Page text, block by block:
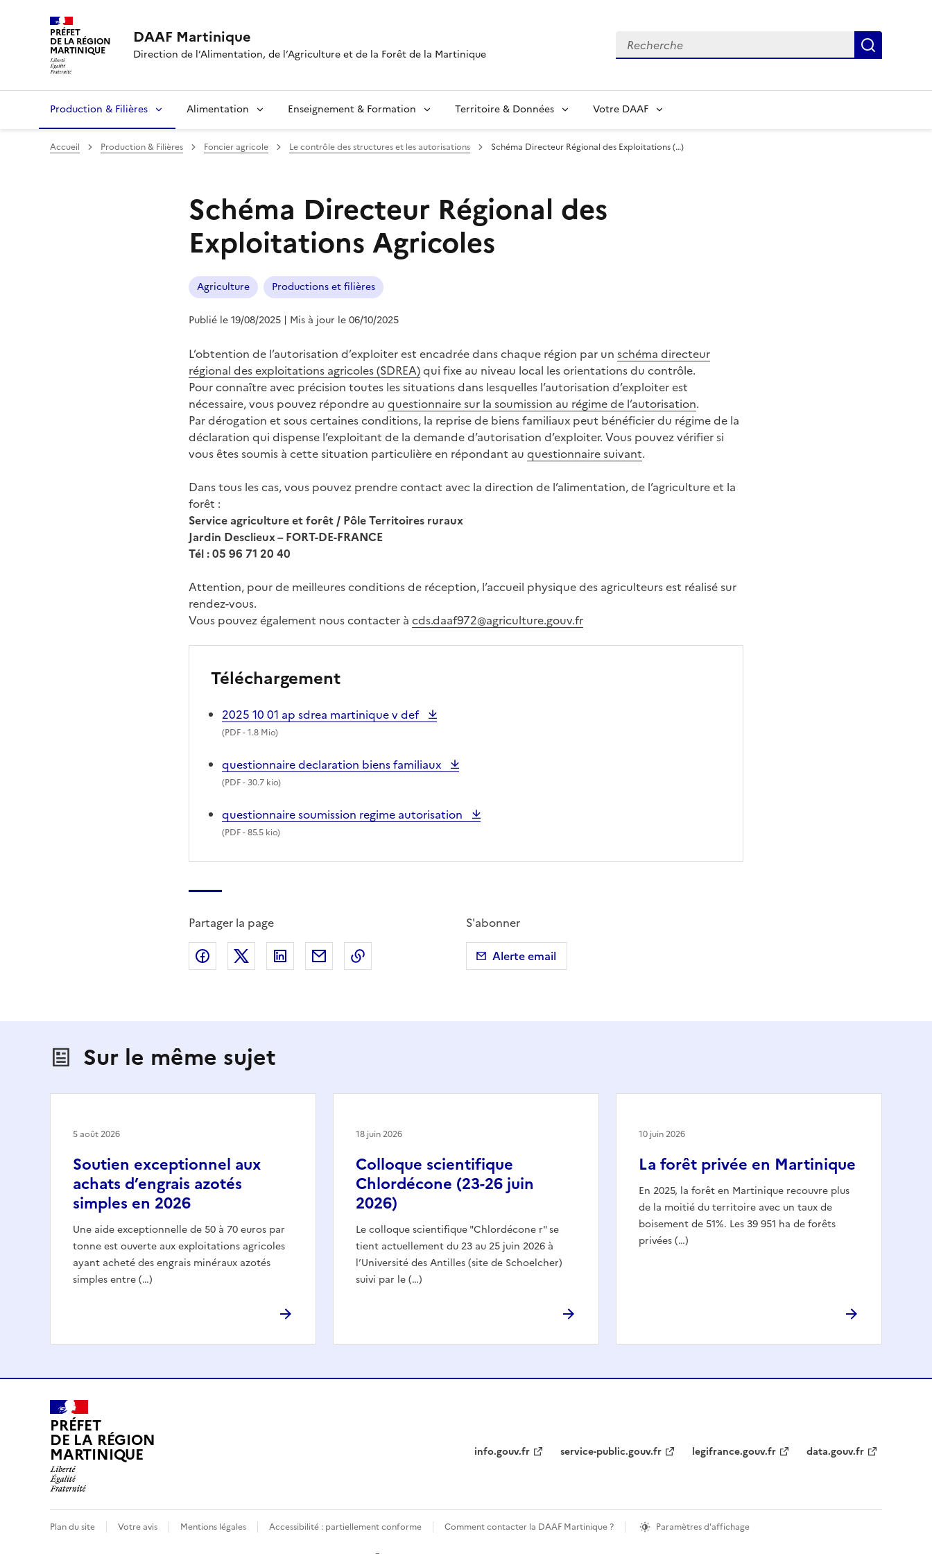
PRÉFET
DE LA RÉGION
MARTINIQUE
DAAF Martinique
Direction de l’Alimentation, de l’Agriculture et de la Forêt de la Martinique
Recherche
Production & Filières Alimentation Enseignement & Formation Territoire & Données Votre DAAF
Accueil Production & Filières Foncier agricole Le contrôle des structures et les autorisations Schéma Directeur Régional des Exploitations (…)
Schéma Directeur Régional des
Exploitations Agricoles
Agriculture Productions et filières
Publié le 19/08/2025 | Mis à jour le 06/10/2025
L’obtention de l’autorisation d’exploiter est encadrée dans chaque région par un schéma directeur
régional des exploitations agricoles (SDREA)qui fixe au niveau local les orientations du contrôle.
Pour connaître avec précision toutes les situations dans lesquelles l’autorisation d’exploiter est
nécessaire, vous pouvez répondre au questionnaire sur la soumission au régime de l’autorisation.
Par dérogation et sous certaines conditions, la reprise de biens familiaux peut bénéficier du régime de la
déclaration qui dispense l’exploitant de la demande d’autorisation d’exploiter. Vous pouvez vérifier si
vous êtes soumis à cette situation particulière en répondant au questionnaire suivant.
Dans tous les cas, vous pouvez prendre contact avec la direction de l’alimentation, de l’agriculture et la
forêt :
Service agriculture et forêt / Pôle Territoires ruraux
Jardin Desclieux – FORT-DE-FRANCE
Tél : 05 96 71 20 40
Attention, pour de meilleures conditions de réception, l’accueil physique des agriculteurs est réalisé sur
rendez-vous.
Vous pouvez également nous contacter à cds.daaf972@agriculture.gouv.fr
Téléchargement
2025 10 01 ap sdrea martinique v def
(PDF- 1.8 Mio)
questionnaire declaration biens familiaux
(PDF- 30.7 kio)
questionnaire soumission regime autorisation
(PDF- 85.5 kio)
Partager la page
Partager sur Facebook
Partager sur X (anciennement Twitter)
Partager sur LinkedIn
Partager par emailCopier dans le presse-papier
S'abonner
Alerte email
Sur le même sujet
Soutien exceptionnel aux
achats d’engrais azotés
simples en 2026
Une aide exceptionnelle de 50 à 70 euros par
tonne est ouverte aux exploitations agricoles
ayant acheté des engrais minéraux azotés
simples entre (…)
5 août 2026
Colloque scientifique
Chlordécone (23-26 juin
2026)
Le colloque scientifique "Chlordécone r" se
tient actuellement du 23 au 25 juin 2026 à
l’Université des Antilles (site de Schoelcher)
suivi par le (…)
18 juin 2026
La forêt privée en Martinique
En 2025, la forêt en Martinique recouvre plus
de la moitié du territoire avec un taux de
boisement de 51%. Les 39 951 ha de forêts
privées (…)
10 juin 2026
PRÉFET
DE LA RÉGION
MARTINIQUE info.gouv.fr service-public.gouv.fr legifrance.gouv.fr data.gouv.fr
Plan du site Votre avis Mentions légales Accessibilité : partiellement conforme Comment contacter la DAAF Martinique ? Paramètres d'affichage